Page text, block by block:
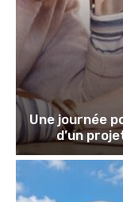
Une journée
d’un